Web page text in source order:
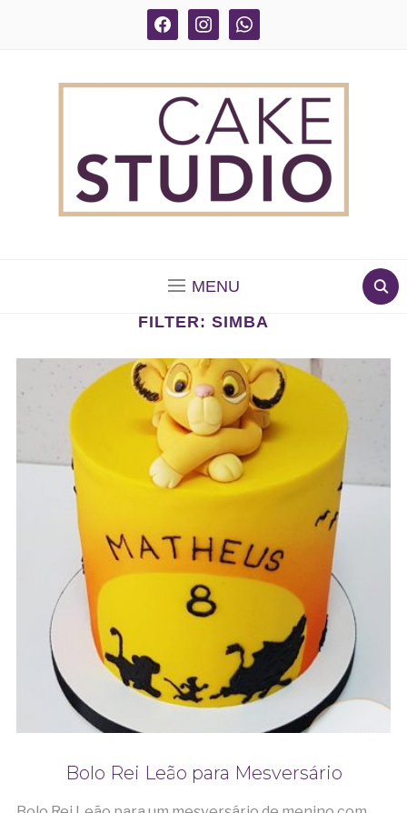
facebook instagram whatsapp
MENU
FILTER: SIMBA
Bolo Rei Leão para Mesversário